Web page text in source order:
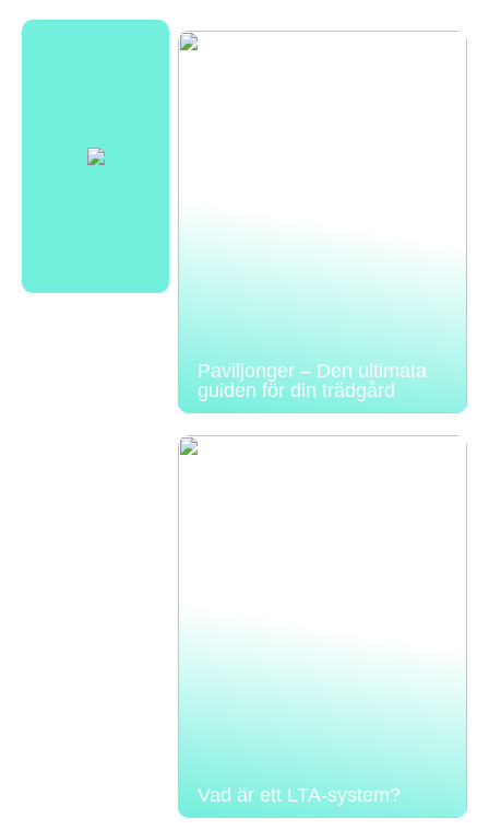
Paviljonger – Den ultimata
guiden för din trädgård
Vad är ett LTA-system?